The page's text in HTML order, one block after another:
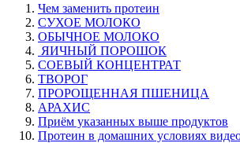
Чем заменить протеин
СУХОЕ МОЛОКО
ОБЫЧНОЕ МОЛОКО
ЯИЧНЫЙ ПОРОШОК
СОЕВЫЙ КОНЦЕНТРАТ
ТВОРОГ
ПРОРОЩЕННАЯ ПШЕНИЦА
АРАХИС
Приём указанных выше продуктов
Протеин в домашних условиях